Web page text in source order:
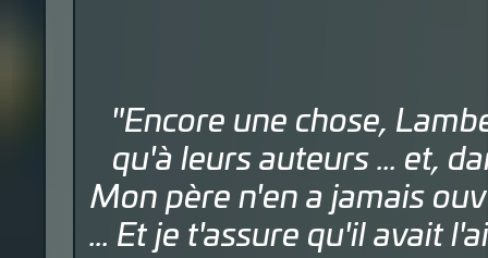
"Encore une chose,
qu'à leurs auteurs ... et,
Mon père n'en a jamais
... Et je t'assure qu'il avait